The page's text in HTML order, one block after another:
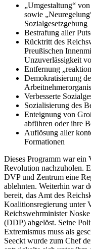
„Umgestaltung“
sowie
Sozialgesetzgebung
Bestrafung aller
Rücktritt des
Preußischen
Unzuverlässigkeit
Entfernung
Demokratisierung
Verbesserte
Sozialisierung des
Enteignung von
abführen oder ihre
Auflösung aller
Formationen
Dieses Programm war ein
Revolution nachzuholen.
DVP und Zentrum eine
ablehnten. Weiterhin war
bereit, das Amt des
Koalitionsregierung unter
Reichswehrminister
(DDP) abgelöst. Seine
Extremismus muss als
Seeckt wurde zum Chef